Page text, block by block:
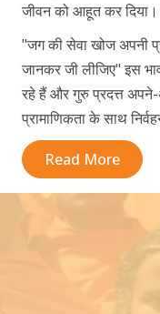
जीवन को आहूत कर दिया।
"जग की सेवा खोज अपनी
जानकर जी लीजिए" इस
रहे हैं और गुरु प्रदत्त अपने-
प्रामाणिकता के साथ
Read More